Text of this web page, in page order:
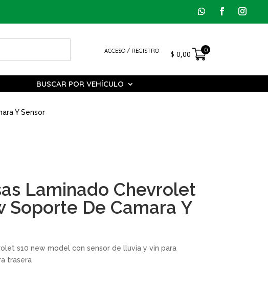
ACCESO / REGISTRO $ 0,00 0
BUSCAR POR VEHÍCULO
Y Sensor
Laminado Chevrolet
Soporte De Camara Y
s10 new model con sensor de lluvia y vin para
trasera